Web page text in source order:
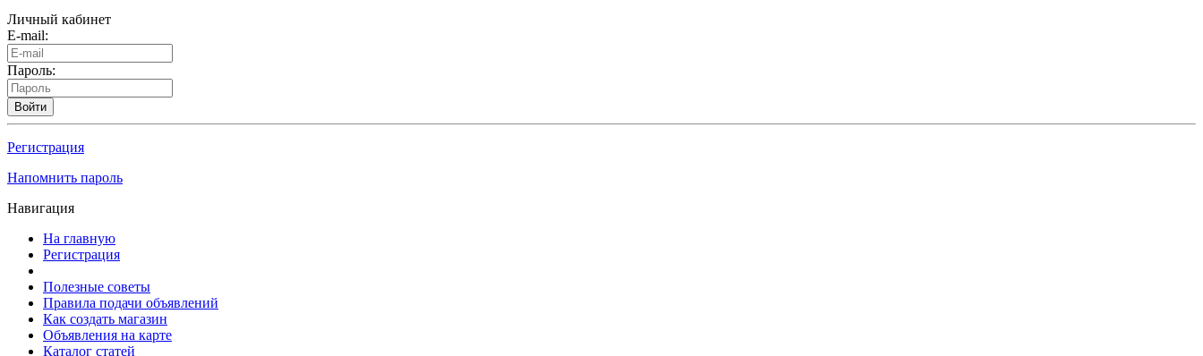
Личный кабинет
E-mail:
Пароль:
Войти
Регистрация
Напомнить пароль
Навигация
На главную
Регистрация
Полезные советы
Правила подачи объявлений
Как создать магазин
Объявления на карте
Каталог статей